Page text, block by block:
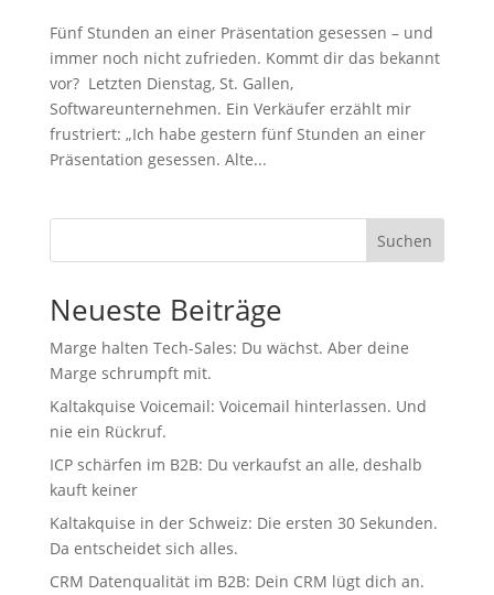
Fünf Stunden an einer Präsentation gesessen – und
immer noch nicht zufrieden. Kommt dir das bekannt
vor? Letzten Dienstag, St. Gallen,
Softwareunternehmen. Ein Verkäufer erzählt mir
frustriert: „Ich habe gestern fünf Stunden an einer
Präsentation gesessen. Alte...
Suchen
Neueste Beiträge
Marge halten Tech-Sales: Du wächst. Aber deine
Marge schrumpft mit.
Kaltakquise Voicemail: Voicemail hinterlassen. Und
nie ein Rückruf.
ICP schärfen im B2B: Du verkaufst an alle, deshalb
kauft keiner
Kaltakquise in der Schweiz: Die ersten 30 Sekunden.
Da entscheidet sich alles.
CRM Datenqualität im B2B: Dein CRM lügt dich an.